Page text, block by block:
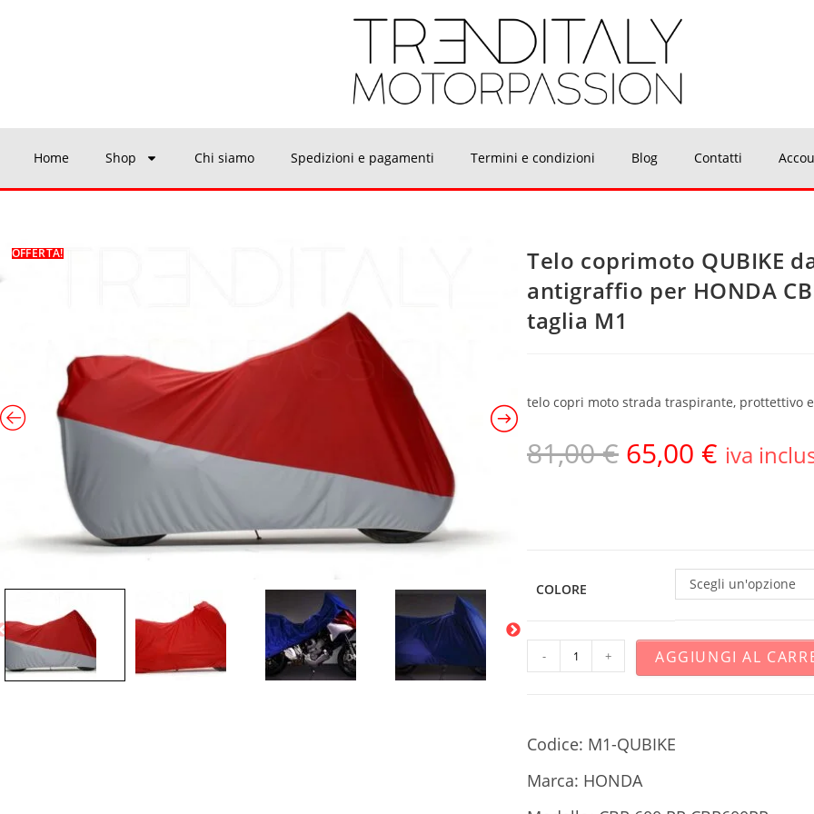
Home Shop Chi siamo Spedizioni e pagamenti Termini e condizioni Blog Contatti
OFFERTA!
Telo coprimoto QUBIKE
antigraffio per HONDA
taglia M1
telo copri moto strada traspirante, prottettivo
81,00€ 65,00 € iva
COLORE Scegli un'opzione
- + AGGIUNGI AL
Codice: M1-QUBIKE
Marca: HONDA